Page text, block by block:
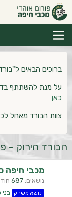
ברוכים הבאים
על מנת להשתתף
כאן
צוות הבורד מאחל
הבורד הירוק -
מכבי חיפה
נושאים 687
נושא משחק בני